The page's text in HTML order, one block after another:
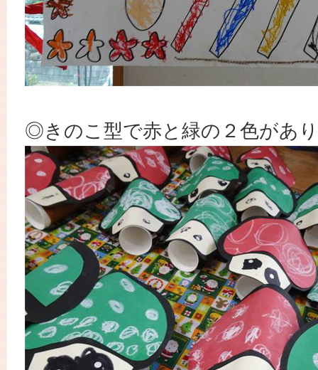
◎きのこ型で赤と緑の２色があ